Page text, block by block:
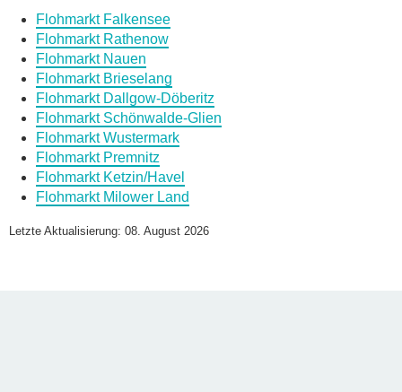
E-Mail*
Daten des Flohmarkts
Name des Flohmarkts
Flohmarkt Falkensee
Flohmarkt Rathenow
Flohmarkt Nauen
Flohmarkt Brieselang
Flohmarkt Dallgow-Döberitz
Flohmarkt Schönwalde-Glien
Flohmarkt Wustermark
Flohmarkt Premnitz
Flohmarkt Ketzin/Havel
Flohmarkt Milower Land
Letzte Aktualisierung: 08. August 2026